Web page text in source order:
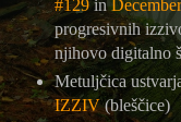
#129in
progresivnih
njihovo digitalno
Metuljčica
IZZIV(bleščice)